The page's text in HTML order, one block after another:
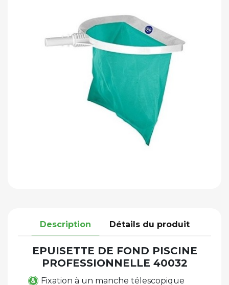
Description Détails du produit
EPUISETTE DE FOND PISCINE
PROFESSIONNELLE 40032
Fixation à un manche télescopique